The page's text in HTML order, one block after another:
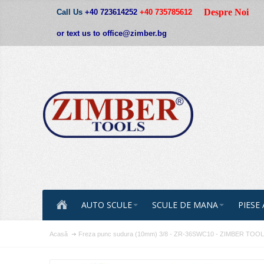
Call Us +40 723614252 +40 735785612
or text us to office@zimber.bg
Despre Noi
AUTO SCULE SCULE DE MANA
Acasă Freza punc sudura (10mm) 3/8 - ZR-36SWC10 - ZIMBER